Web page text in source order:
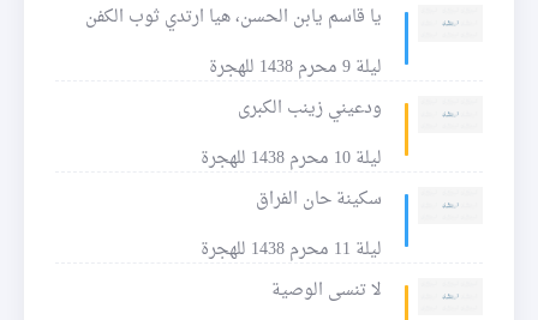
يا قاسم يابن الحسن، هيا ارتدي ثوب الكفن
ليلة 9 محرم 1438 للهجرة
ودعيني زينب الكبرى
ليلة 10 محرم 1438 للهجرة
سكينة حان الفراق
ليلة 11 محرم 1438 للهجرة
لا تنسى الوصية